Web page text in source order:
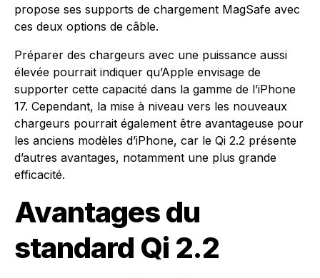
propose ses supports de chargement MagSafe avec
ces deux options de câble.
Préparer des chargeurs avec une puissance aussi
élevée pourrait indiquer qu’Apple envisage de
supporter cette capacité dans la gamme de l’iPhone
17. Cependant, la mise à niveau vers les nouveaux
chargeurs pourrait également être avantageuse pour
les anciens modèles d’iPhone, car le Qi 2.2 présente
d’autres avantages, notamment une plus grande
efficacité.
Avantages du
standard Qi 2.2